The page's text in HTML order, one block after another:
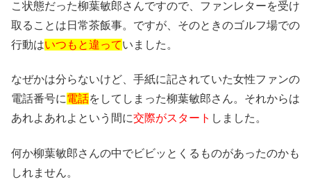
こ状態だった柳葉敏郎さんですので、ファンレターを受け
取ることは日常茶飯事。ですが、そのときのゴルフ場での
行動はいつもと違っていました。
なぜかは分らないけど、手紙に記されていた女性ファンの
電話番号に電話をしてしまった柳葉敏郎さん。それからは
あれよあれよという間に交際がスタート しました。
何か柳葉敏郎さんの中でビビッとくるものがあったのかも
しれません。